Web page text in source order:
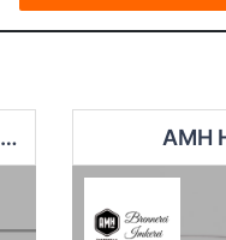
Aktive Unternehmer Bietigheim-Bissingen Service GmbH AMH